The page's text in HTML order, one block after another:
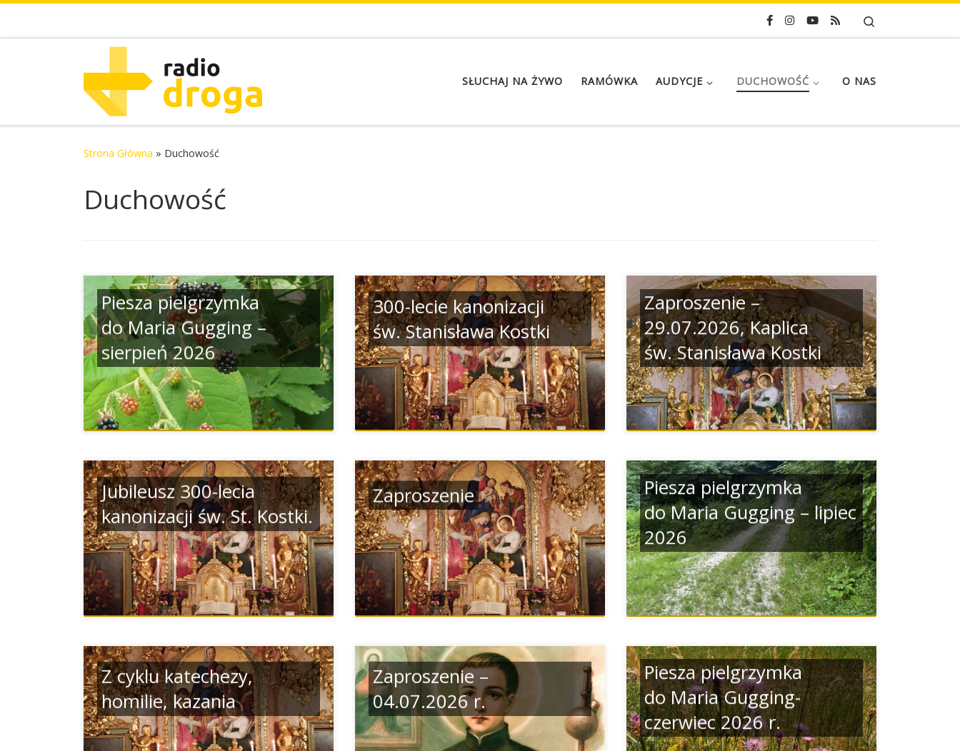
SŁUCHAJ NA ŻYWO RAMÓWKA AUDYCJE DUCHOWOŚĆ O NAS
Strona Główna » Duchowość
Duchowość
Piesza pielgrzymka
do Maria Gugging –
sierpień 2026
300-lecie kanonizacji
św. Stanisława Kostki
Zaproszenie –
29.07.2026, Kaplica
św. Stanisława Kostki
Jubileusz 300-lecia
kanonizacji św. St. Kostki.
Zaproszenie
Piesza pielgrzymka
do Maria Gugging – lipiec
2026
Z cyklu katechezy,
homilie, kazania
Zaproszenie –
04.07.2026 r.
Piesza pielgrzymka
do Maria Gugging-
czerwiec 2026 r.